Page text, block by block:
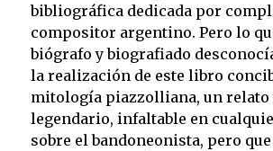
bibliográfica dedicada por
compositor argentino. Pero lo
biógrafo y biografiado
la realización de este libro
mitología piazzolliana, un relato
legendario, infaltable en
sobre el bandoneonista, pero